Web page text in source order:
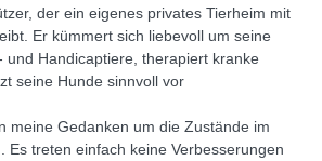
der ein eigenes privates Tierheim mit
Er kümmert sich liebevoll um seine
und Handicaptiere, therapiert kranke
seine Hunde sinnvoll vor
meine Gedanken um die Zustände im
Es treten einfach keine Verbesserungen